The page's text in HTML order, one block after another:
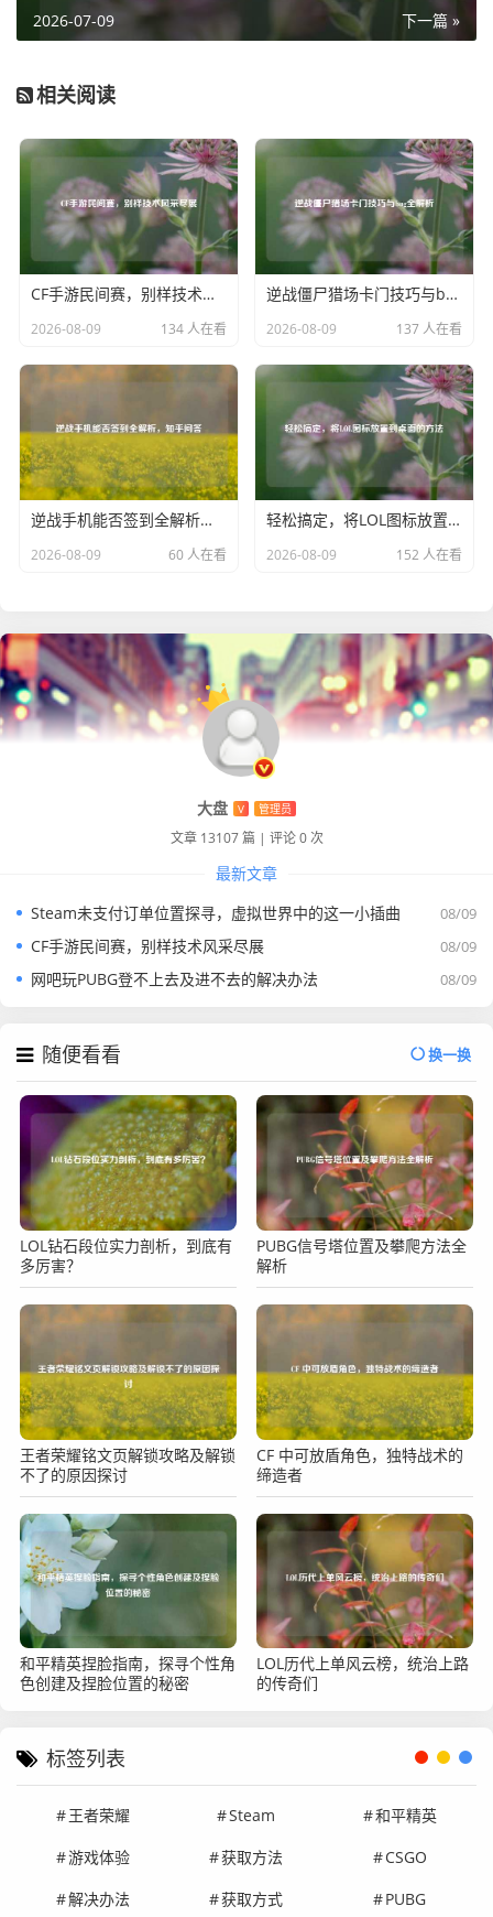
未授权游戏数据还可能带来安全隐患，不法分子获取数据
后，可能会利用其中包含的玩家个人信息进行非法活动，如
人隐私也得不到保障。
为了应对和平精英未授权游戏数据的问题，游戏厂商需要加
强技术防护措施，不断提升数据的安全性，防止数据被非法
窃取，要加强与执法部门的合作，严厉打击非法获取和传播
游戏数据的行为，玩家自身也应当提高警惕，不轻易相信来
路不明的游戏数据和作弊工具,共同维护游戏的公平环境和自
身的合法权益。
和平精英未授权游戏数据是一个不容忽视的问题，它关系到
游戏产业的未来、玩家的游戏体验以及大家的信息安全，只
有各方共同努力，才能有效遏制这一不良现象，让和平精英
这款游戏继续保持其健康、公平、有趣的魅力，为广大玩家
带来长久的欢乐。
下一篇 »
2026-07-09
相关阅读
CF手游民间赛，别样技术风采尽展
2026-08-09 134 人在看
逆战僵尸猎场卡门技巧与bug全解析
2026-08-09 137 人在看
逆战手机能否签到全解析，知乎问答
2026-08-09 60 人在看
轻松搞定，将LOL图标放置到桌面的方法
2026-08-09 152 人在看
大盘 V 管理员
文章 13107 篇 | 评论 0 次
最新文章
08/09
Steam未支付订单位置探寻，虚拟世界中的这一小插曲
08/09
CF手游民间赛，别样技术风采尽展
08/09
网吧玩PUBG登不上去及进不去的解决办法
随便看看 换一换
LOL钻石段位实力剖析，到底有
多厉害？
PUBG信号塔位置及攀爬方法全
解析
王者荣耀铭文页解锁攻略及解锁
不了的原因探讨
CF 中可放盾角色，独特战术的
缔造者
和平精英捏脸指南，探寻个性角
色创建及捏脸位置的秘密
LOL历代上单风云榜，统治上路
的传奇们
标签列表
王者荣耀 Steam
和平精英
游戏体验
获取方法
CSGO
解决办法
获取方式 PUBG